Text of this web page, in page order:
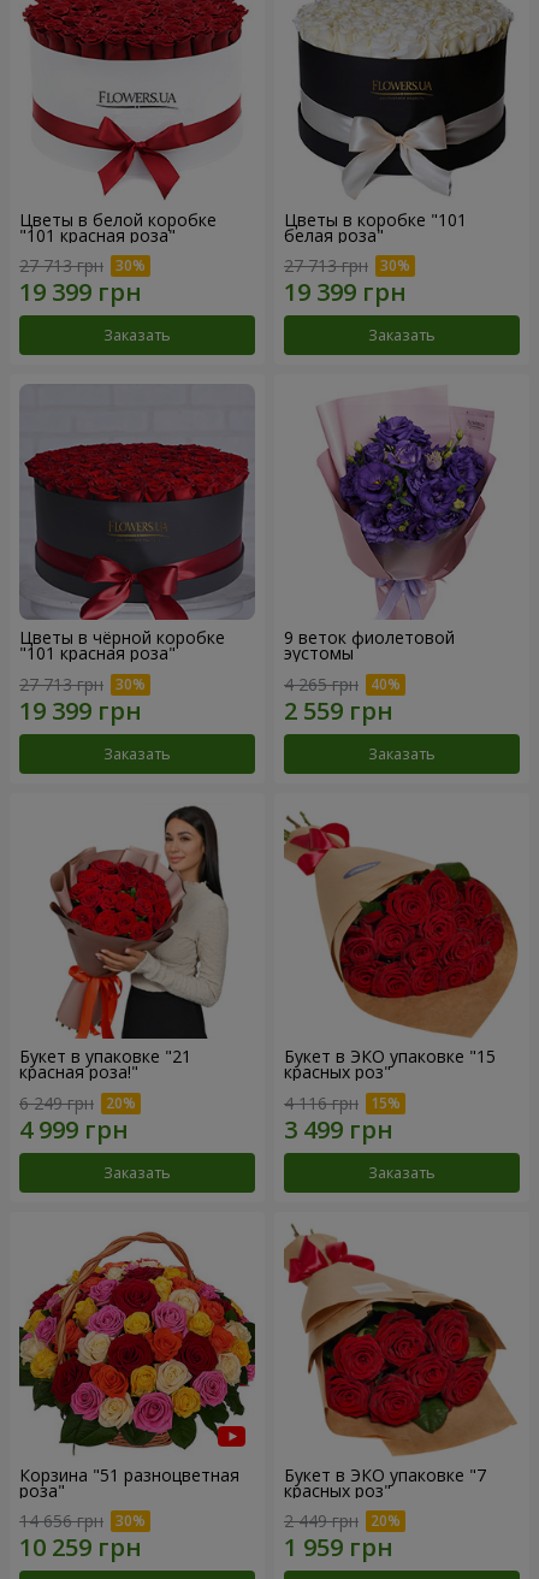
Цветы в белой коробке
"101 красная роза"
27 713 грн
Заказать
Цветы в коробке "101
белая роза"
27 713 грн
Заказать
Цветы в чёрной коробке
"101 красная роза"
27 713 грн
Заказать
9 веток фиолетовой
эустомы
4 265 грн
Заказать
Букет в упаковке "21
красная роза!"
6 249 грн
Заказать
Букет в ЭКО упаковке "15
красных роз"
4 116 грн
Заказать
Корзина "51 разноцветная
роза"
14 656 грн
Букет в ЭКО упаковке "7
красных роз"
2 449 грн